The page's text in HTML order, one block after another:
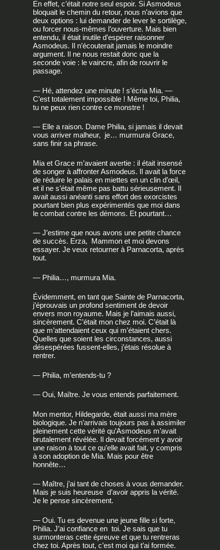
En effet, c’était notre seul espoir. Si Asmodeus
bloquait le chemin du retour, nous n’avions que
deux options : lui demander de lever le sortilège,
ou forcer nous-mêmes l’ouverture. Mais bien
entendu, il était inutile d’espérer raisonner
Asmodeus. Il n’écouterait jamais le moindre
argument. Il ne nous restait donc que la
seconde voie : le vaincre, afin de rouvrir le
passage.
— Hé, attendez une minute ! s’écria Mia. —
C’est totalement impossible ! Même toi, Philia,
tu ne peux rien contre ce monstre !
— Elle a raison. Dame Philia, si jamais il devait
vous arriver malheur, je… murmurai Grace,
sans finir sa phrase.
Mia et Grace m’avaient avertie : il était insensé
de songer à affronter Asmodeus. Il avait la force
de réduire le palais en miettes en un clin d’œil,
et il ne s’était même pas battu sérieusement. Il
avait aussi anéanti sans effort des exorcistes
pourtant bien plus expérimentés que moi dans
le combat contre les démons. Et pourtant…
— J’estime que nous avons une petite chance
de succès. Erza, Mammon et moi devons
essayer. Je veux retourner à Parnacorta, après
tout.
— Philia…, murmura Mia.
Évidemment, en tant que Sainte de Parnacorta,
j’éprouvais un profond sentiment de devoir
envers mon royaume. Mais je l’aimais aussi,
sincèrement. C’était mon chez moi. C’était là
que m’attendaient ceux qui m’étaient chers.
Quelles que soient les circonstances, aussi
désespérées fussent-elles, j’étais résolue à
rentrer.
— Philia, m’entends-tu ?
— Oui, Maître. Je vous entends parfaitement.
Mon mentor, Hildegarde, était aussi ma mère
biologique. Je n’arrivais toujours pas à assimiler
pleinement cette vérité qu’Asmodeus m’avait
brutalement révélée. Il devait forcément y avoir
une raison à tout ce qu’elle avait fait, y compris
à son adoption de Mia. Mais pour être
honnête…
— Maître, j’ai tant de choses à vous demander.
Mais je suis heureuse d’avoir appris la vérité.
Je le pense sincèrement.
— Oui. Tu es devenue une jeune fille si forte,
Philia. J’ai confiance en toi. Je sais que tu
surmonteras cette épreuve et que tu rentreras
chez toi. Après tout, c’est moi qui t’ai formée.